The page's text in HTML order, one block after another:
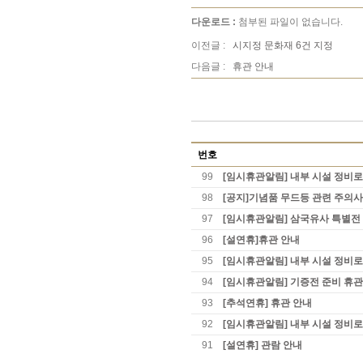
다운로드 : 첨부된 파일이 없습니다.
이전글 : 시지정 문화재 6건 지정
다음글 : 휴관 안내
번호
99
[임시휴관알림] 내부 시설 정비
98
[공지]기념품 무드등 관련 주의
97
[임시휴관알림] 삼국유사 특별
96
[설연휴]휴관 안내
95
[임시휴관알림] 내부 시설 정비
94
[임시휴관알림] 기증전 준비 휴
93
[추석연휴] 휴관 안내
92
[임시휴관알림] 내부 시설 정비
91
[설연휴] 관람 안내